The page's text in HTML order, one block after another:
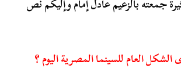
جمعته بالزعيم عادل إمام وإليكم نص
العام للسينما المصرية اليوم ؟